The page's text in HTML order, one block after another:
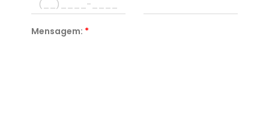
Mensagem: *